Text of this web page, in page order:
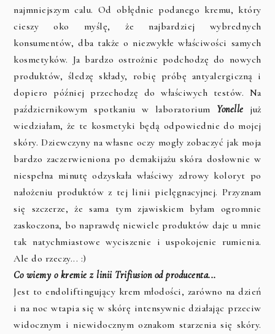
najmniejszym calu. Od obłędnie podanego kremu, który
cieszy oko myślę, że najbardziej wybrednych
konsumentów, dba także o niezwykłe właściwości samych
kosmetyków. Ja bardzo ostrożnie podchodzę do nowych
produktów, śledzę składy, robię próbę antyalergiczną i
dopiero później przechodzę do właściwych testów. Na
październikowym spotkaniu w laboratorium Yonelle już
wiedziałam, że te kosmetyki będą odpowiednie do mojej
skóry. Dziewczyny na własne oczy mogły zobaczyć jak moja
bardzo zaczerwieniona po demakijażu skóra dosłownie w
niespełna minutę odzyskała właściwy zdrowy koloryt po
nałożeniu produktów z tej linii pielęgnacyjnej. Przyznam
się szczerze, że sama tym zjawiskiem byłam ogromnie
zaskoczona, bo naprawdę niewiele produktów daje u mnie
tak natychmiastowe wyciszenie i uspokojenie rumienia.
Ale do rzeczy... :)
Co wiemy o kremie z linii Trifiusion od producenta...
Jest to endoliftingujący krem młodości, zarówno na dzień
i na noc wtapia się w skórę intensywnie działając przeciw
widocznym i niewidocznym oznakom starzenia się skóry.